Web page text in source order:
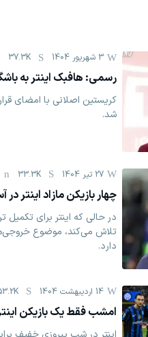
3 شهریور 1404 37.3K
رسمی: هافبک اینتر به
کریستین اصلانی با امضای
شد.
27 تیر 1404 33.3K
چهار بازیکن مازاد اینتر در
در حالی که اینتر برای تکمیل
تلاش می‌کند، موضوع خروجی‌ها
دارد.
14 اردیبهشت 1404
امشب فقط یک بازیکن